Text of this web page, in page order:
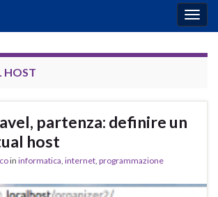
la
HOST
partenza: definire un
host
in informatica internet programmazione